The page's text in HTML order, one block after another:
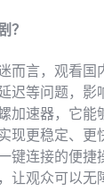
？
而言，观看国
迟等问题，影
加速器，它能
现更稳定、更
键连接的便捷
让观众可以无